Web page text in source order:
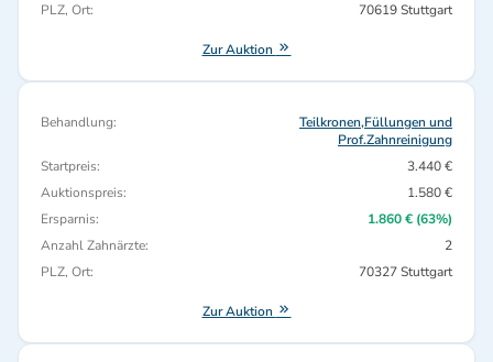
PLZ, Ort:
70619 Stuttgart
Zur Auktion
Behandlung:
Teilkronen,Füllungen und
Prof.Zahnreinigung
Startpreis:
3.440 €
Auktionspreis:
1.580 €
Ersparnis:
1.860 € (63%)
Anzahl Zahnärzte:
2
PLZ, Ort:
70327 Stuttgart
Zur Auktion